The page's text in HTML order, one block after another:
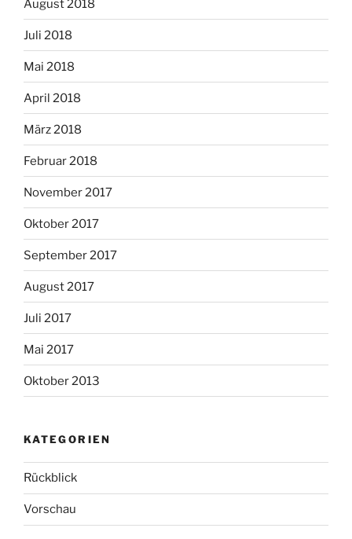
August 2018
Juli 2018
Mai 2018
April 2018
März 2018
Februar 2018
November 2017
Oktober 2017
September 2017
August 2017
Juli 2017
Mai 2017
Oktober 2013
KATEGORIEN
Rückblick
Vorschau